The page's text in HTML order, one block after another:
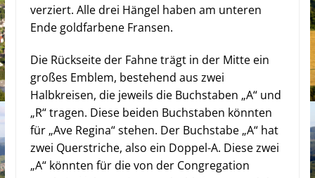
verziert. Alle drei Hängel haben am unteren
Ende goldfarbene Fransen.
Die Rückseite der Fahne trägt in der Mitte ein
großes Emblem, bestehend aus zwei
Halbkreisen, die jeweils die Buchstaben „A“ und
„R“ tragen. Diese beiden Buchstaben könnten
für „Ave Regina“ stehen. Der Buchstabe „A“ hat
zwei Querstriche, also ein Doppel-A. Diese zwei
„A“ könnten für die von der Congregation